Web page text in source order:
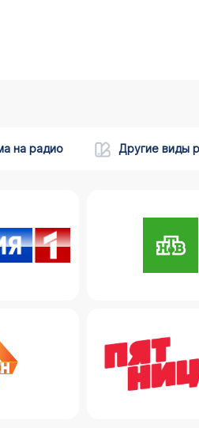
на радио Другие виды